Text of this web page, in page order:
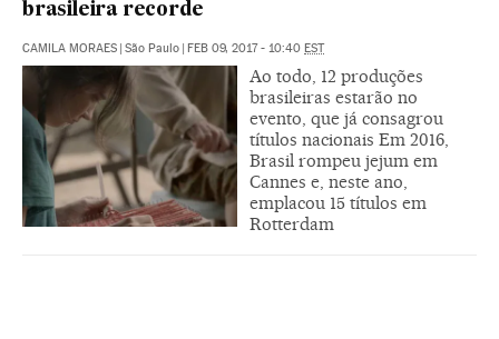
brasileira recorde
CAMILA MORAES | São Paulo | FEB 09, 2017 - 10:40 EST
Ao todo, 12 produções
brasileiras estarão no
evento, que já consagrou
títulos nacionais Em 2016,
Brasil rompeu jejum em
Cannes e, neste ano,
emplacou 15 títulos em
Rotterdam